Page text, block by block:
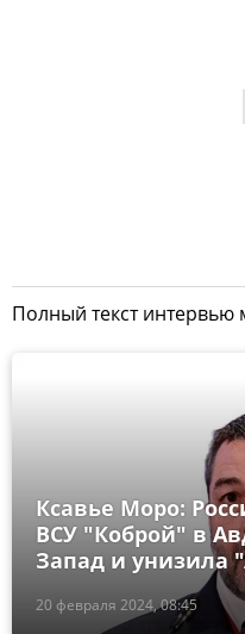
Полный текст
20 февраля 2024, 08:45
Ксавье Моро:
ВСУ "Коброй" в
Запад и унизила